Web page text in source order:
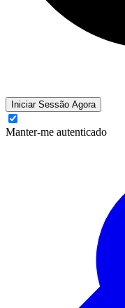
Iniciar Sessão Agora
Manter-me autenticado